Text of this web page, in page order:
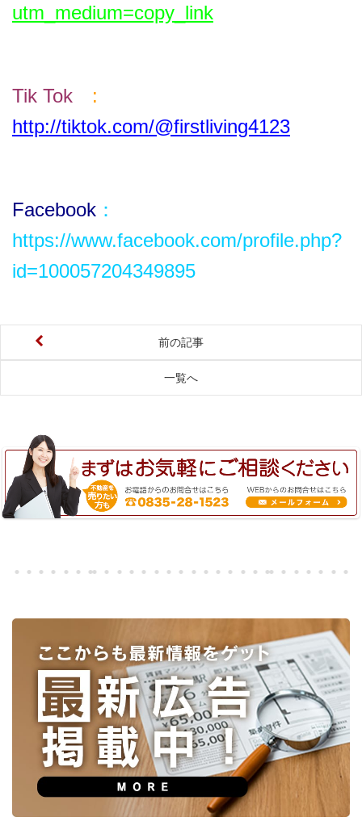
utm_medium=copy_link
Tik Tok :
http://tiktok.com/@firstliving4123
Facebook ：
https://www.facebook.com/profile.php?
id=100057204349895
前の記事
一覧へ